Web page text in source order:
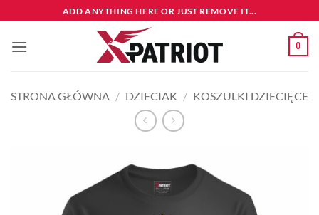
do
zawartości
ADD ANYTHING HERE OR JUST REMOVE IT...
0
STRONA GŁÓWNA / DZIECIAK / KOSZULKI DZIECIĘCE